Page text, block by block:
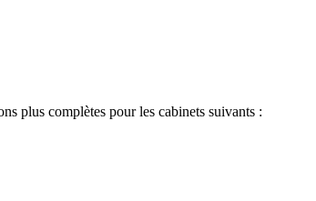
plus complètes pour les cabinets suivants :